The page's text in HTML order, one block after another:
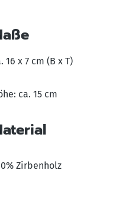
16 x 7 cm (B x T)
ca. 15 cm
Zirbenholz